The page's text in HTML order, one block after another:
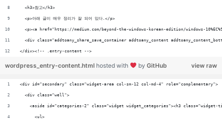
  <h3>참고</h3>
  <p>아래 글이 매우 정리가 잘 되어 있다.</p>
<p><a href="https://medium.com/beyond-the-windows-korean-edition/windows-
<div class="addtoany_share_save_container addtoany_content
</div><!-- .entry-content -->
view raw
wordpress_entry-content.html hosted with by GitHub
<div id="secondary" class="widget-area col-sm-12 col-md-4" role="complementary">
  <div class="well">
<aside id="categories-2" class="widget widget_categories"><h3 class="widget-
      <ul>